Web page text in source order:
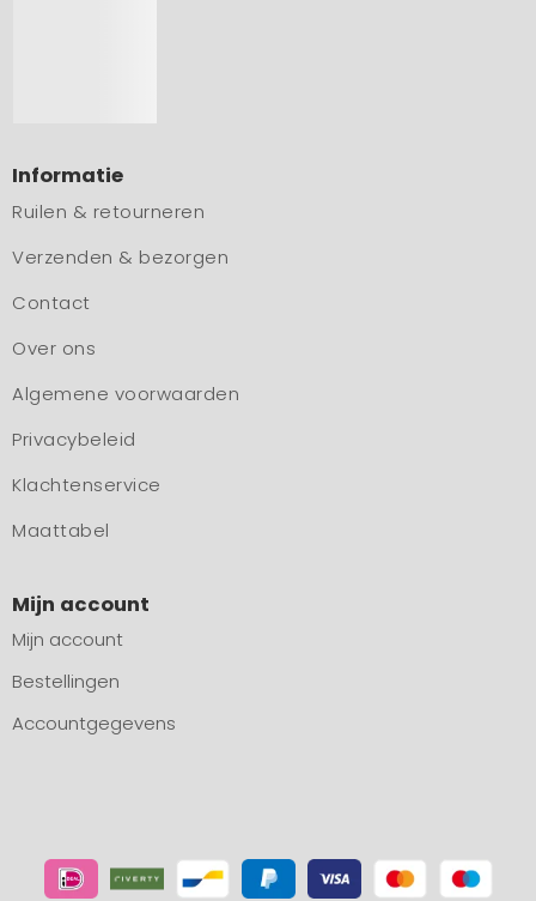
Informatie
Ruilen & retourneren
Verzenden & bezorgen
Contact
Over ons
Algemene voorwaarden
Privacybeleid
Klachtenservice
Maattabel
Mijn account
Mijn account
Bestellingen
Accountgegevens